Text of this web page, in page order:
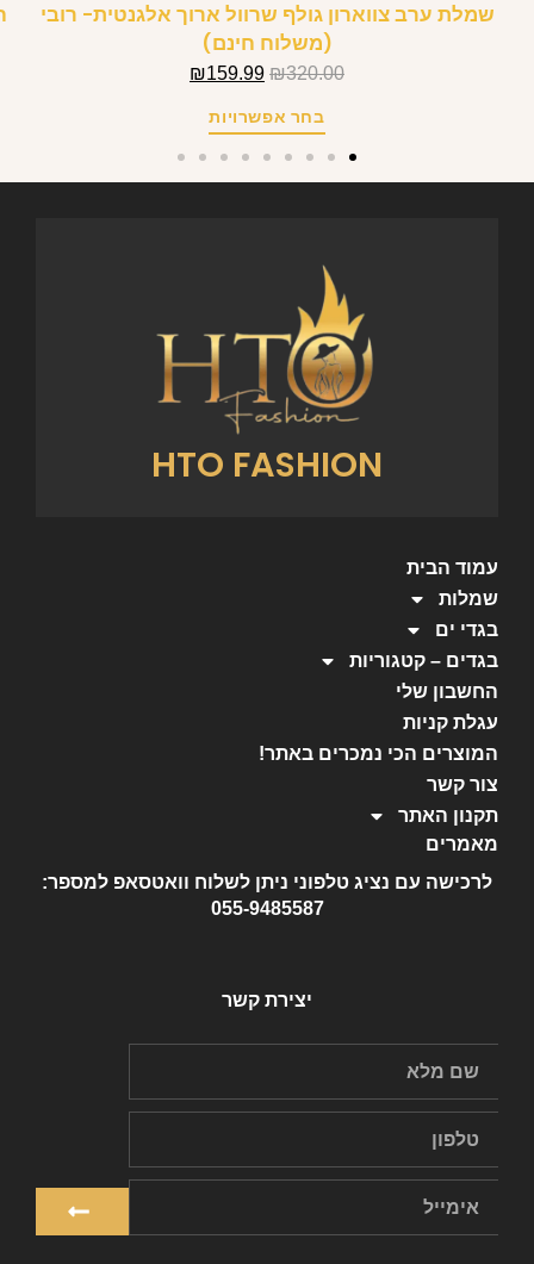
שמלת ערב צווארון גולף שרוול ארוך אלגנטית- רובי
(משלוח חינם)
₪320.00
₪159.99
בחר אפשרויות
HTO FASHION
עמוד הבית
שמלות
בגדי ים
בגדים – קטגוריות
החשבון שלי
עגלת קניות
המוצרים הכי נמכרים באתר!
צור קשר
תקנון האתר
מאמרים
לרכישה עם נציג טלפוני ניתן לשלוח וואטסאפ למספר:
055-9485587
יצירת קשר